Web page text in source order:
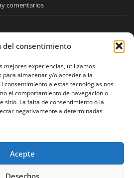
del consentimiento
mejores experiencias, utilizamos
para almacenar y/o acceder a la
consentimiento a estas tecnologías nos
el comportamiento de navegación o
sitio. La falta de consentimiento o la
negativamente a determinadas
Acepte
Desechos
comentarios
y noticias directamente en su